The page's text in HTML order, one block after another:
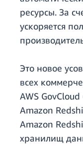
ресурсы. За
ускоряется
Это новое
всех
AWS
Amazon
Amazon
хранилищ